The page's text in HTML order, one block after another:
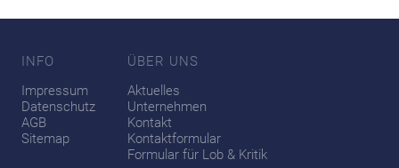
INFO
Impressum
Datenschutz
AGB
Sitemap
ÜBER UNS
Aktuelles
Unternehmen
Kontakt
Kontaktformular
Formular für Lob & Kritik